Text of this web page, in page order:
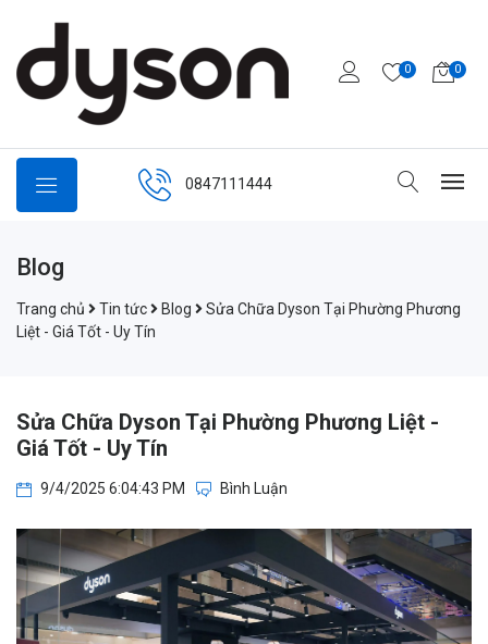
0 0
0847111444
Blog
Trang chủ Tin tức Blog
Sửa Chữa Dyson Tại Phường Phương
Liệt - Giá Tốt - Uy Tín
Sửa Chữa Dyson Tại Phường Phương Liệt -
Giá Tốt - Uy Tín
9/4/2025 6:04:43 PM Bình Luận